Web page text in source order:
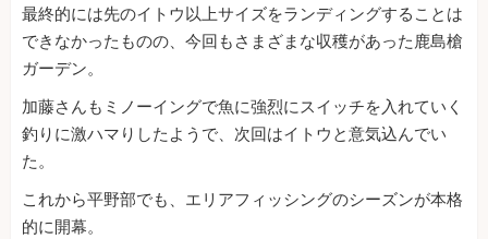
最終的には先のイトウ以上サイズをランディングすることは
できなかったものの、今回もさまざまな収穫があった鹿島槍
ガーデン。
加藤さんもミノーイングで魚に強烈にスイッチを入れていく
釣りに激ハマりしたようで、次回はイトウと意気込んでい
た。
これから平野部でも、エリアフィッシングのシーズンが本格
的に開幕。